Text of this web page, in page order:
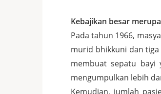
Kebajikan besar
Pada tahun 1966,
murid bhikkuni dan
membuat sepatu bayi
mengumpulkan lebih
Kemudian, jumlah